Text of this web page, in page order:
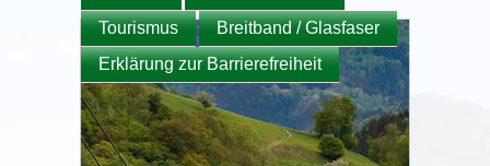
Tourismus
Breitband / Glasfaser
Erklärung zur Barrierefreiheit